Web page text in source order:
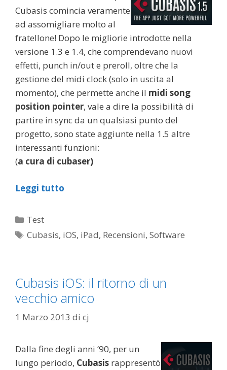
Cubasis comincia veramente
ad assomigliare molto al
fratellone! Dopo le migliorie introdotte nella
versione 1.3 e 1.4, che comprendevano nuovi
effetti, punch in/out e preroll, oltre che la
gestione del midi clock (solo in uscita al
momento), che permette anche il midi song
position pointer, vale a dire la possibilità di
partire in sync da un qualsiasi punto del
progetto, sono state aggiunte nella 1.5 altre
interessanti funzioni:
(a cura di cubaser)
Leggi tutto
Categorie
Test
Tag
Cubasis, iOS, iPad, Recensioni,Software
Cubasis iOS: il ritorno di un
vecchio amico
1 Marzo 2013 di cj
Dalla fine degli anni ’90, per un
lungo periodo, Cubasis rappresentò